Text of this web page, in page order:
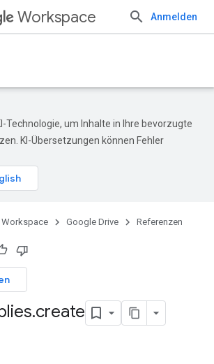
Workspace Anmelden
Technologie, um Inhalte in Ihre bevorzugte
KI-Übersetzungen können Fehler
Google Drive Referenzen
.create